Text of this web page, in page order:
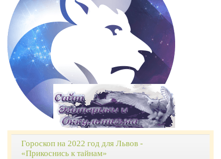
Гороскоп на 2022 год для Львов -
«Прикоснись к тайнам»